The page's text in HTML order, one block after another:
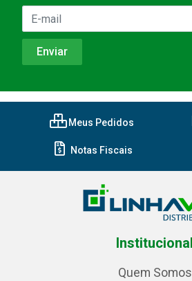
Meus Pedidos
Notas Fiscais
Institucional
Quem Somos